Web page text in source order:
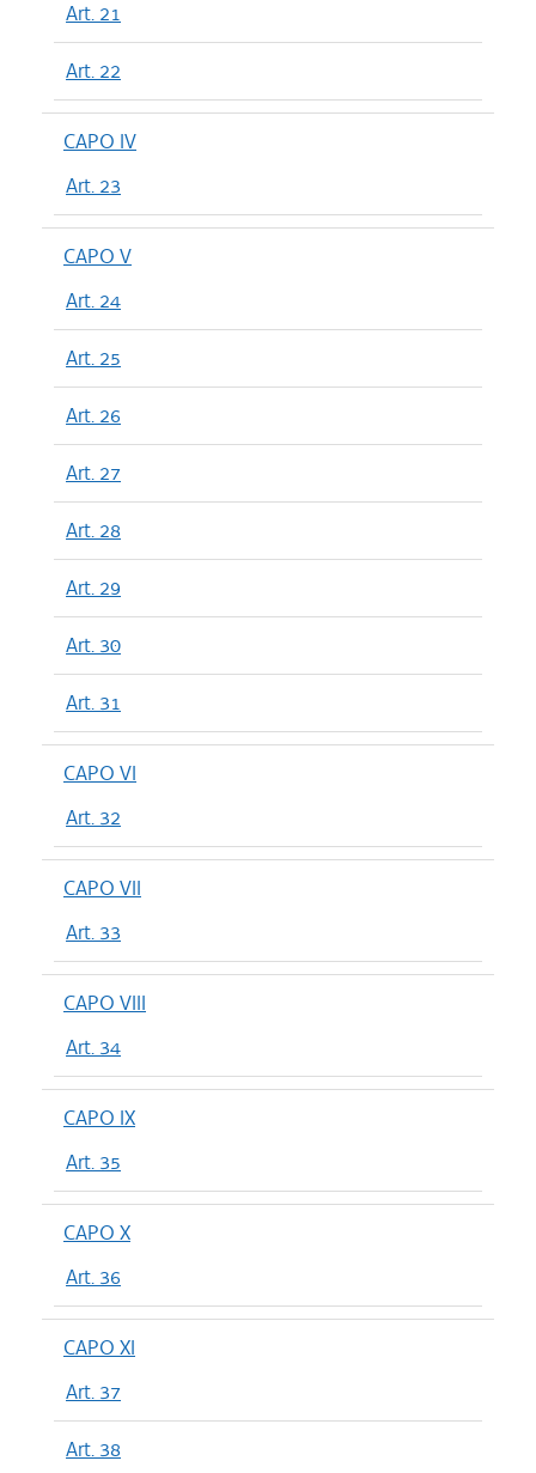
Art. 21
Art. 22
CAPO IV
Art. 23
CAPO V
Art. 24
Art. 25
Art. 26
Art. 27
Art. 28
Art. 29
Art. 30
Art. 31
CAPO VI
Art. 32
CAPO VII
Art. 33
CAPO VIII
Art. 34
CAPO IX
Art. 35
CAPO X
Art. 36
CAPO XI
Art. 37
Art. 38